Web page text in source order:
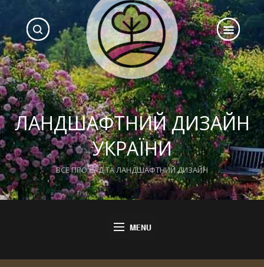
ЛАНДШАФТНИЙ ДИЗАЙН
УКРАЇНИ
ВСЕ ПРО САД ТА ЛАНДШАФТНИЙ ДИЗАЙН